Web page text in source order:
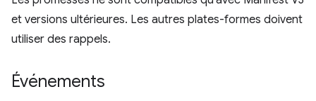
et versions ultérieures. Les autres plates-formes doivent
utiliser des rappels.
Événements